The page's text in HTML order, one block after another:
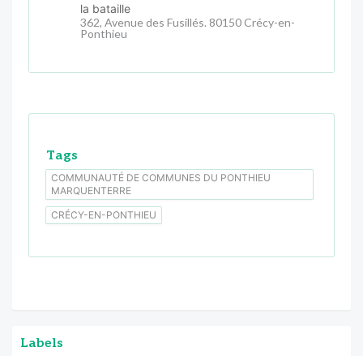
la bataille
362, Avenue des Fusillés. 80150 Crécy-en-
Ponthieu
Tags
COMMUNAUTÉ DE COMMUNES DU PONTHIEU
MARQUENTERRE
CRÉCY-EN-PONTHIEU
Labels